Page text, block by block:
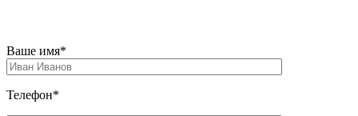
Ваше имя*
Телефон*